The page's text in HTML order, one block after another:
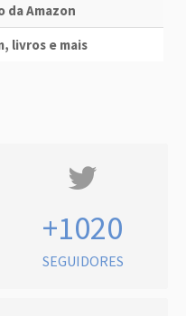
da Amazon
livros e mais
+1020
SEGUIDORES